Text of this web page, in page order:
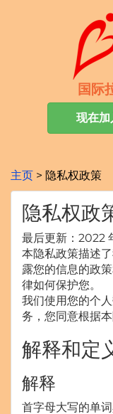
国际
现在加
主页 隐私权政策
隐私权政
最后更新：2022
本隐私政策描述
露您的信息的政
律如何保护您。
我们使用您的个
务，您同意根据
解释和定
解释
首字母大写的单